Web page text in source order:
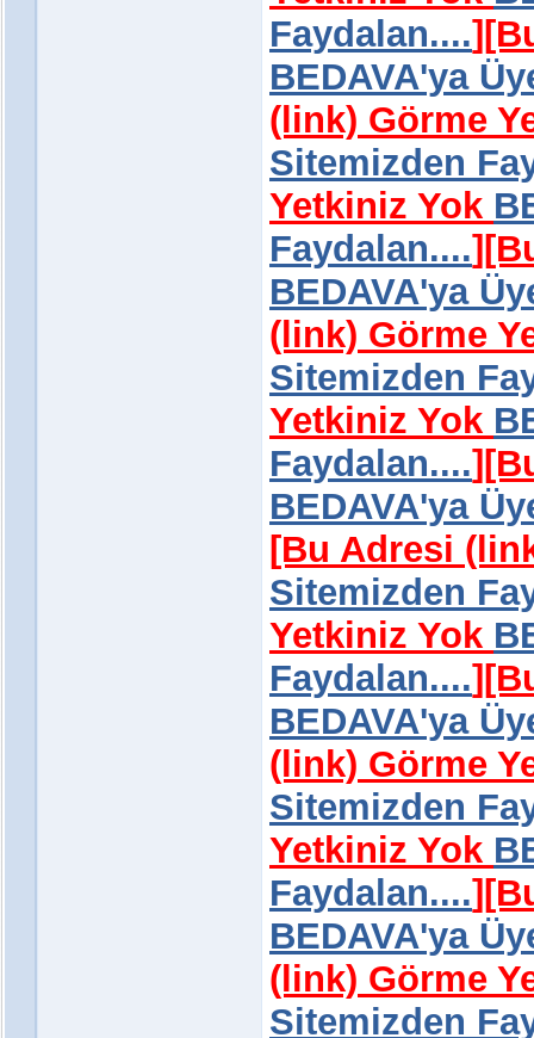
Faydalan....]
BEDAVA'ya
(link) Görme
Sitemizden
Yetkiniz Yok
Faydalan....]
BEDAVA'ya
(link) Görme
Sitemizden
Yetkiniz Yok
Faydalan....]
BEDAVA'ya
[Bu Adresi
Sitemizden
Yetkiniz Yok
Faydalan....]
BEDAVA'ya
(link) Görme
Sitemizden
Yetkiniz Yok
Faydalan....]
BEDAVA'ya
(link) Görme
Sitemizden